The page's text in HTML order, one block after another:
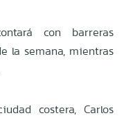
con barreras
la semana, mientras
costera, Carlos